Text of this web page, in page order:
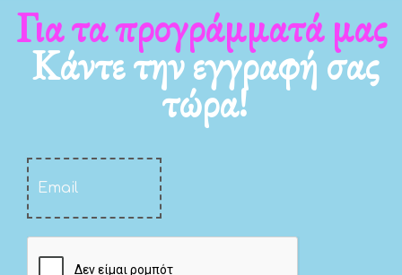
Για τα νέα μας
Κάντε την εγγραφή σας
τώρα!